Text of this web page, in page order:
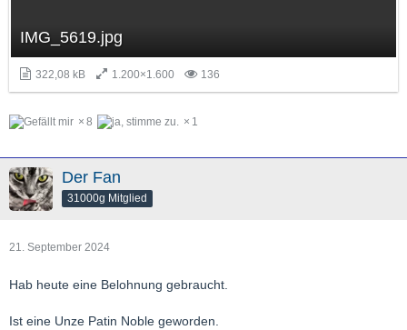
IMG_5619.jpg
322,08 kB 1.200×1.600 136
8 1
Der Fan
31000g Mitglied
21. September 2024
Hab heute eine Belohnung gebraucht.
Ist eine Unze Patin Noble geworden.